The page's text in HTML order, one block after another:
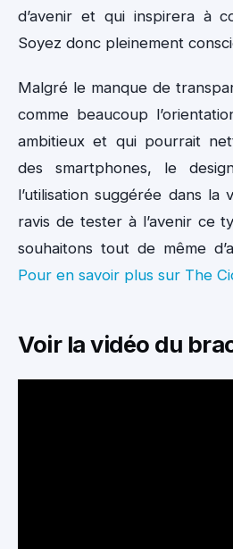
d’avenir et qui inspirera à
Soyez donc pleinement
Malgré le manque de
comme beaucoup
ambitieux et qui pourrait
des smartphones, le
l’utilisation suggérée dans
ravis de tester à l’avenir ce
souhaitons tout de même
Pour en savoir plus sur The
Voir la vidéo du